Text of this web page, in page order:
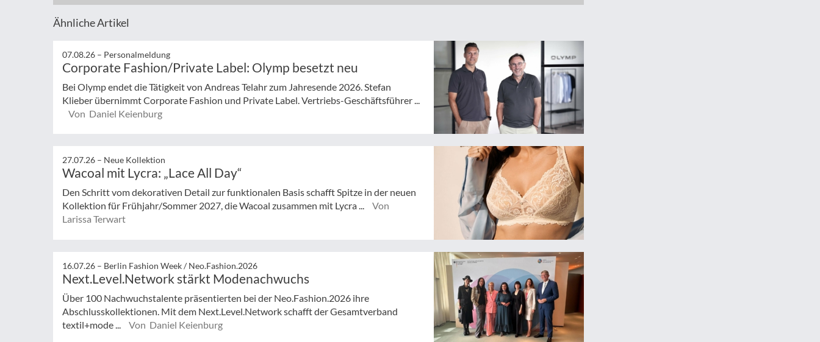
Ähnliche Artikel
07.08.26 – Personalmeldung
Corporate Fashion/Private Label: Olymp besetzt neu
Bei Olymp endet die Tätigkeit von Andreas Telahr zum Jahresende 2026. Stefan
Klieber übernimmt Corporate Fashion und Private Label. Vertriebs-Geschäftsführer ...
Von Daniel Keienburg
27.07.26 – Neue Kollektion
Wacoal mit Lycra: „Lace All Day“
Den Schritt vom dekorativen Detail zur funktionalen Basis schafft Spitze in der neuen
Kollektion für Frühjahr/Sommer 2027, die Wacoal zusammen mit Lycra ...
Von
Larissa Terwart
16.07.26 – Berlin Fashion Week / Neo.Fashion.2026
Next.Level.Network stärkt Modenachwuchs
Über 100 Nachwuchstalente präsentierten bei der Neo.Fashion.2026 ihre
Abschlusskollektionen. Mit dem Next.Level.Network schafft der Gesamtverband
textil+mode ...
Von Daniel Keienburg